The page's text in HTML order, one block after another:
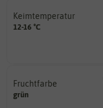
Keimtemperatur
12-16 °C
für die Keimung des
am idealsten?
Fruchtfarbe
grün
sie nach dem
hat.